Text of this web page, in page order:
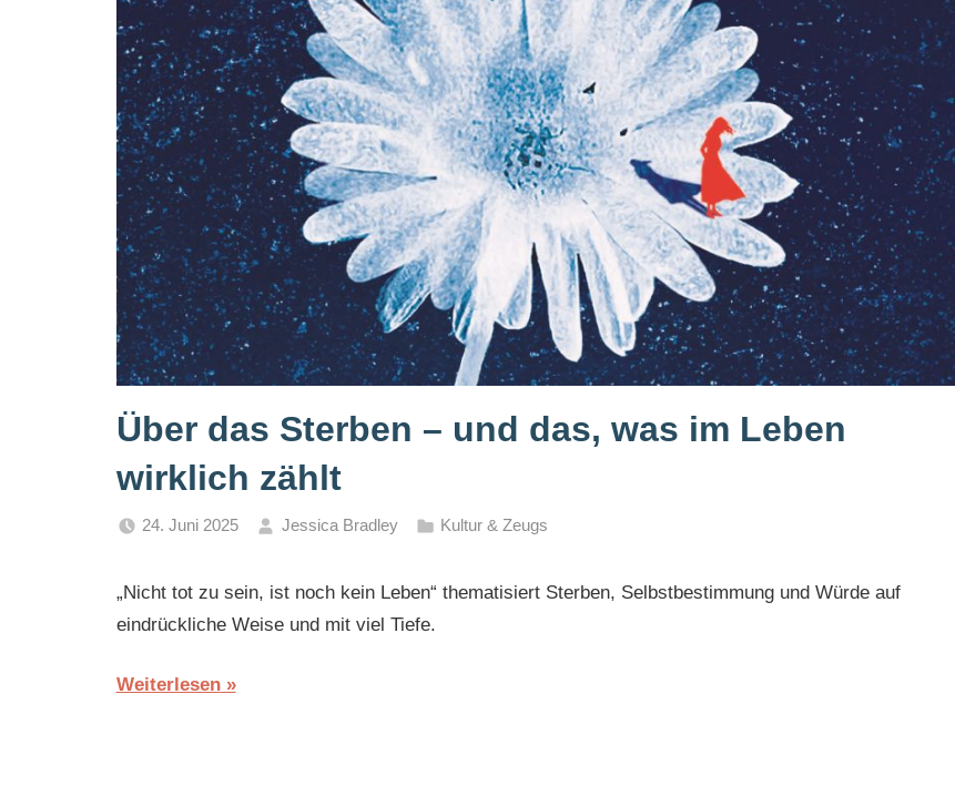
Über das Sterben – und das, was im Leben
wirklich zählt
24. Juni 2025 Jessica Bradley Kultur & Zeugs
„Nicht tot zu sein, ist noch kein Leben“ thematisiert Sterben, Selbstbestimmung und Würde auf
eindrückliche Weise und mit viel Tiefe.
Weiterlesen